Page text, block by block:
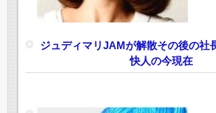
ジュディマリJAMが解散その後の社
快人の今現在